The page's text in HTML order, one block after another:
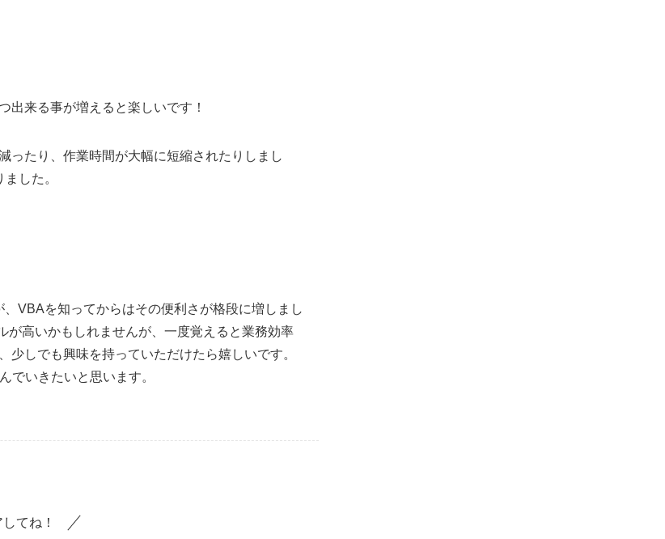
出来る事が増えると楽しいです！
ったり、作業時間が大幅に短縮されたりしまし
した。
VBAを知ってからはその便利さが格段に増しまし
高いかもしれませんが、一度覚えると業務効率
しでも興味を持っていただけたら嬉しいです。
でいきたいと思います。
てね！